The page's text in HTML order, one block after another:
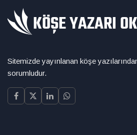
Sitemizde yayınlanan köşe
sorumludur.